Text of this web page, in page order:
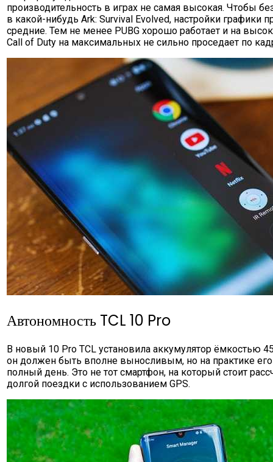
производительность в играх не самая высокая. Чтобы
в какой-нибудь Ark: Survival Evolved, настройки графики
средние. Тем не менее PUBG хорошо работает и на
Call of Duty на максимальных не сильно проседает по
Автономность TCL 10 Pro
В новый 10 Pro TCL установила аккумулятор ёмкостью
он должен быть вполне выносливым, но на практике его
полный день. Это не тот смартфон, на который стоит
долгой поездки с использованием GPS.